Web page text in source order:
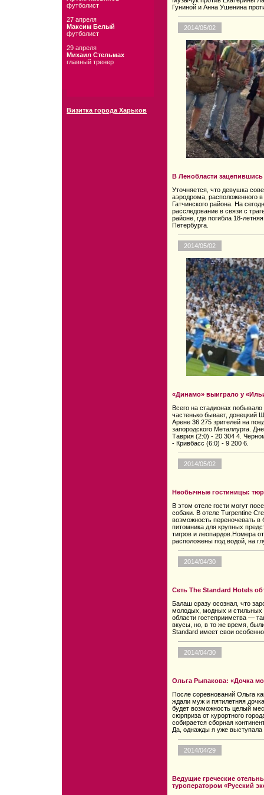
футболист
27 апреля
Максим Белый
футболист
29 апреля
Михаил Стельмах
главный тренер
Визитка города Харьков
Гуниной и Анна Ушенина
2014/05/02
В Ленобласти
Уточняется, что девушка
аэродрома, расположенного
Гатчинского района. На
расследование в связи с
районе, где погибла 18-
Петербурга.
2014/05/02
«Динамо» выиграло у
Всего на стадионах
частенько бывает, донецкий
Арене 36 275 зрителей на
запородского Металлурга.
Таврия (2:0) - 20 304 4.
- Кривбасс (6:0) - 9 200 6.
2014/05/02
Необычные гостиницы:
В этом отеле гости могут
собаки. В отеле Turpentine
возможность переночевать в
питомника для крупных
тигров и леопардов.Номера
расположены под водой, на
2014/04/30
Сеть The Standard Hotels
Балаш сразу осознал, что
молодых, модных и стильных
области гостеприимства —
вкусы, но, в то же время,
Standard имеет свои
2014/04/30
Ольга Рыпакова: «Дочка
После соревнований Ольга
ждали муж и пятилетняя
будет возможность целый
сюрприза от курортного
собирается сборная
Да, однажды я уже выступала
2014/04/29
Ведущие греческие
туроператором «Русский